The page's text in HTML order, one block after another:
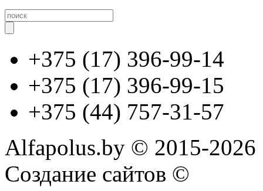
+375 (17) 396-99-14
+375 (17) 396-99-15
+375 (44) 757-31-57
Alfapolus.by © 2015-2026
Создание сайтов ©